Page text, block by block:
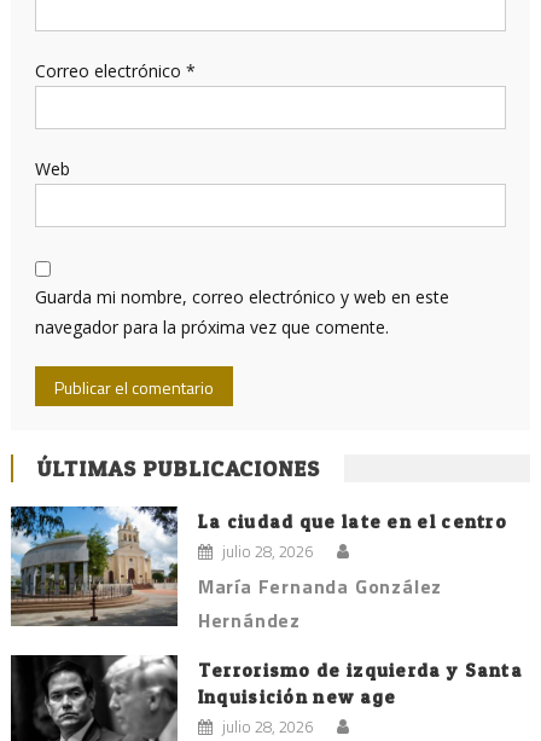
Correo electrónico *
Web
Guarda mi nombre, correo electrónico y web en este
navegador para la próxima vez que comente.
ÚLTIMAS PUBLICACIONES
La ciudad que late en el centro
julio 28, 2026
María Fernanda González
Hernández
Terrorismo de izquierda y Santa
Inquisición new age
julio 28, 2026